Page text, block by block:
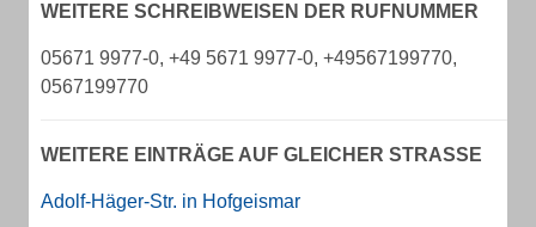
WEITERE SCHREIBWEISEN DER RUFNUMMER
05671 9977-0, +49 5671 9977-0, +49567199770,
0567199770
WEITERE EINTRÄGE AUF GLEICHER STRASSE
Adolf-Häger-Str. in Hofgeismar